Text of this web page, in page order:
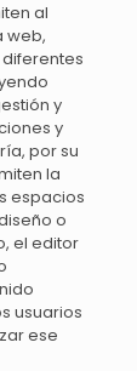
al
web,
y
y
por su
la
espacios
o
el editor
usuarios
ese